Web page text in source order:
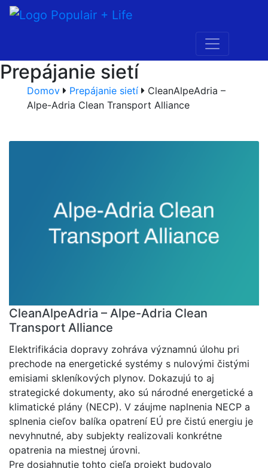
Prepájanie sietí
Domov Prepájanie sietí
CleanAlpeAdria –
Alpe-Adria Clean Transport Alliance
CleanAlpeAdria – Alpe-Adria Clean
Transport Alliance
Elektrifikácia dopravy zohráva významnú úlohu pri
prechode na energetické systémy s nulovými čistými
emisiami skleníkových plynov. Dokazujú to aj
strategické dokumenty, ako sú národné energetické a
klimatické plány (NECP). V záujme naplnenia NECP a
splnenia cieľov balíka opatrení EÚ pre čistú energiu je
nevyhnutné, aby subjekty realizovali konkrétne
opatrenia na miestnej úrovni.
Pre dosiahnutie tohto cieľa projekt budovalo